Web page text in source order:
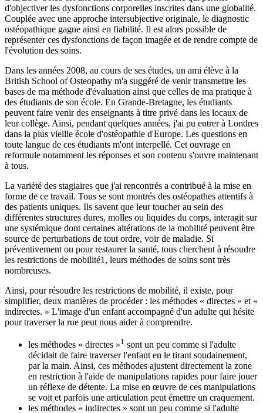
d'objectiver les dysfonctions corporelles inscrites dans une globalité.
Couplée avec une approche intersubjective originale, le diagnostic
ostéopathique gagne ainsi en fiabilité. Il est alors possible de
représenter ces dysfonctions de façon imagée et de rendre compte de
l'évolution des soins.
Dans les années 2008, au cours de ses études, un ami élève à la
British School of Osteopathy m'a suggéré de venir transmettre les
bases de ma méthode d'évaluation ainsi que celles de ma pratique à
des étudiants de son école. En Grande-Bretagne, les étudiants
peuvent faire venir des enseignants à titre privé dans les locaux de
leur collège. Ainsi, pendant quelques années, j'ai pu entrer à Londres
dans la plus vieille école d'ostéopathie d'Europe. Les questions en
toute langue de ces étudiants m'ont interpellé. Cet ouvrage en
reformule notamment les réponses et son contenu s'ouvre maintenant
à tous.
La variété des stagiaires que j'ai rencontrés a contribué à la mise en
forme de ce travail. Tous se sont montrés des ostéopathes attentifs à
des patients uniques. Ils savent que leur toucher au sein des
différentes structures dures, molles ou liquides du corps, interagit sur
une systémique dont certaines altérations de la mobilité peuvent être
source de perturbations de tout ordre, voir de maladie. Si
préventivement ou pour restaurer la santé, tous cherchent à résoudre
les restrictions de mobilité1, leurs méthodes de soins sont très
nombreuses.
Ainsi, pour résoudre les restrictions de mobilité, il existe, pour
simplifier, deux manières de procéder : les méthodes « directes » et «
indirectes. » L'image d'un enfant accompagné d'un adulte qui hésite
pour traverser la rue peut nous aider à comprendre.
les méthodes « directes »1 sont un peu comme si l'adulte
décidait de faire traverser l'enfant en le tirant soudainement,
par la main. Ainsi, ces méthodes ajustent directement la zone
en restriction à l'aide de manipulations rapides pour faire jouer
un réflexe de détente. La mise en œuvre de ces manipulations
se voit et parfois une articulation peut émettre un craquement.
les méthodes « indirectes » sont un peu comme si l'adulte